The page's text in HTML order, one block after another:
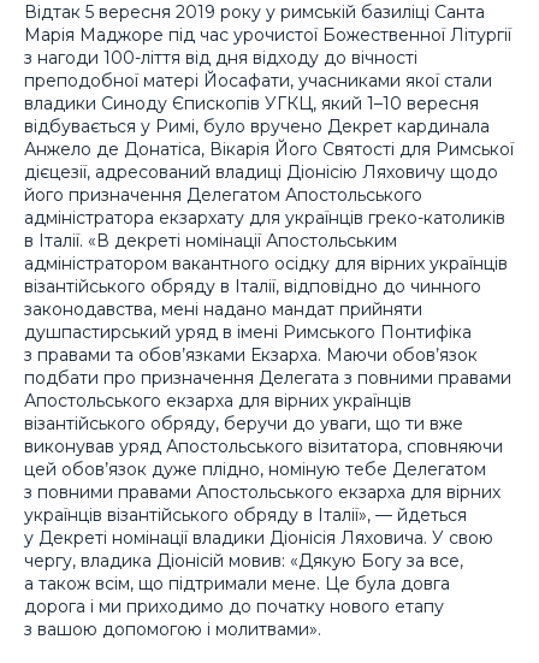
Відтак 5 вересня 2019 року у римській базиліці Санта
Марія Маджоре під час урочистої Божественної Літургії
з нагоди 100-ліття від дня відходу до вічності
преподобної матері Йосафати, учасниками якої стали
владики Синоду Єпископів УГКЦ, який 1–10 вересня
відбувається у Римі, було вручено Декрет кардинала
Анжело де Донатіса, Вікарія Його Святості для Римської
дієцезії, адресований владиці Діонісію Ляховичу щодо
його призначення Делегатом Апостольського
адміністратора екзархату для українців греко-католиків
в Італії. «В декреті номінації Апостольським
адміністратором вакантного осідку для вірних українців
візантійського обряду в Італії, відповідно до чинного
законодавства, мені надано мандат прийняти
душпастирський уряд в імені Римського Понтифіка
з правами та обов’язками Екзарха. Маючи обов’язок
подбати про призначення Делегата з повними правами
Апостольського екзарха для вірних українців
візантійського обряду, беручи до уваги, що ти вже
виконував уряд Апостольського візитатора, сповняючи
цей обов’язок дуже плідно, номіную тебе Делегатом
з повними правами Апостольського екзарха для вірних
українців візантійського обряду в Італії», — йдеться
у Декреті номінації владики Діонісія Ляховича. У свою
чергу, владика Діонісій мовив: «Дякую Богу за все,
а також всім, що підтримали мене. Це була довга
дорога і ми приходимо до початку нового етапу
з вашою допомогою і молитвами».